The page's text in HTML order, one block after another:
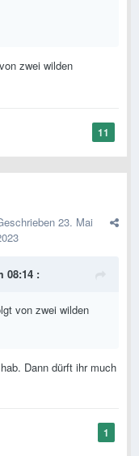
zwei wilden
11
23. Mai
08:14 :
von zwei wilden
Dann dürft ihr much
1